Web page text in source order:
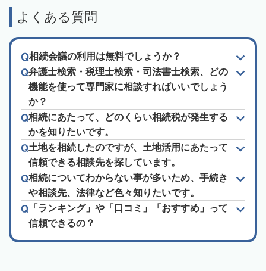
よくある質問
相続会議の利用は無料でしょうか？
弁護士検索・税理士検索・司法書士検索、どの
機能を使って専門家に相談すればいいでしょう
か？
相続にあたって、どのくらい相続税が発生する
かを知りたいです。
土地を相続したのですが、土地活用にあたって
信頼できる相談先を探しています。
相続についてわからない事が多いため、手続き
や相談先、法律など色々知りたいです。
「ランキング」や「口コミ」「おすすめ」って
信頼できるの？